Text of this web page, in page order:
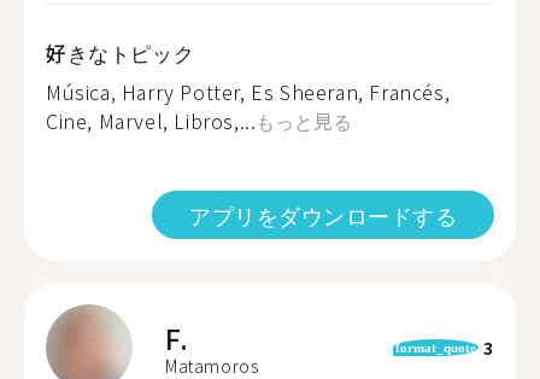
好きなトピック
Música, Harry Potter, Es Sheeran, Francés,
Cine, Marvel, Libros,...もっと見る
アプリをダウンロードする
F.
Matamoros
format_quote 3